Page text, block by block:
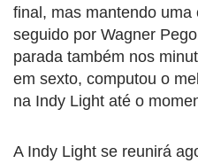
final, mas mantendo uma
seguido por Wagner
parada também nos
em sexto, computou o
na Indy Light até o
A Indy Light se reunirá